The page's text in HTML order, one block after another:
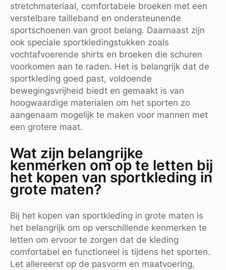
stretchmateriaal, comfortabele broeken met een
verstelbare tailleband en ondersteunende
sportschoenen van groot belang. Daarnaast zijn
ook speciale sportkledingstukken zoals
vochtafvoerende shirts en broeken die schuren
voorkomen aan te raden. Het is belangrijk dat de
sportkleding goed past, voldoende
bewegingsvrijheid biedt en gemaakt is van
hoogwaardige materialen om het sporten zo
aangenaam mogelijk te maken voor mannen met
een grotere maat.
Wat zijn belangrijke
kenmerken om op te letten bij
het kopen van sportkleding in
grote maten?
Bij het kopen van sportkleding in grote maten is
het belangrijk om op verschillende kenmerken te
letten om ervoor te zorgen dat de kleding
comfortabel en functioneel is tijdens het sporten.
Let allereerst op de pasvorm en maatvoering,